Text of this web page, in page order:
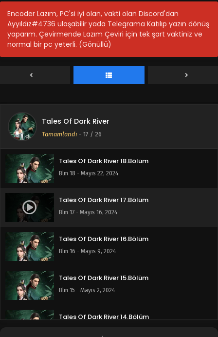
Encoder Lazım, PC'si iyi olan, vakti olan Discord'dan
Ayyıldız#4736 ulaşabilir yada Telegrama Katılıp yazın dönüş
yaparım. Çevirmende Lazım Çeviri için tek şart vaktiniz ve
normal bir pc yeterli. (Gönüllü)
Tales Of Dark River
Tamamlandı - 17 / 26
Tales Of Dark River 25-26.Bölüm Final
Tales Of Dark River 19-24.Bölüm
Blm 19-24 - Temmuz 6, 2024
Tales Of Dark River 18.Bölüm
Blm 18 - Mayıs 22, 2024
Tales Of Dark River 17.Bölüm
Blm 17 - Mayıs 16, 2024
Tales Of Dark River 16.Bölüm
Blm 16 - Mayıs 9, 2024
Tales Of Dark River 15.Bölüm
Blm 15 - Mayıs 2, 2024
Tales Of Dark River 14.Bölüm